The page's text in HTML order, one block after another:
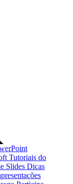
Tutoriais do
Slides Dicas